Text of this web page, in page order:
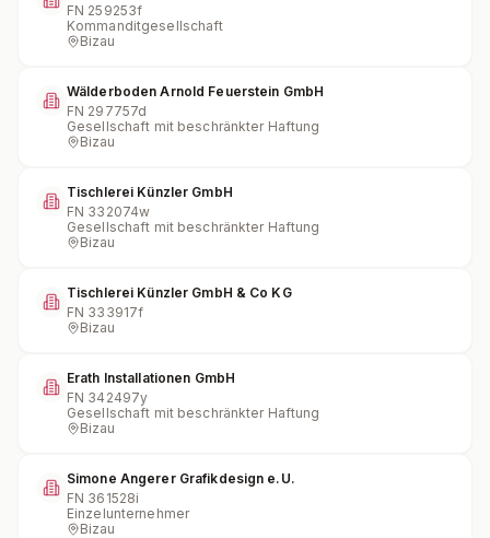
FN 259253f
Kommanditgesellschaft
Bizau
Wälderboden Arnold Feuerstein GmbH
FN 297757d
Gesellschaft mit beschränkter Haftung
Bizau
Tischlerei Künzler GmbH
FN 332074w
Gesellschaft mit beschränkter Haftung
Bizau
Tischlerei Künzler GmbH & Co KG
FN 333917f
Bizau
Erath Installationen GmbH
FN 342497y
Gesellschaft mit beschränkter Haftung
Bizau
Simone Angerer Grafikdesign e.U.
FN 361528i
Einzelunternehmer
Bizau